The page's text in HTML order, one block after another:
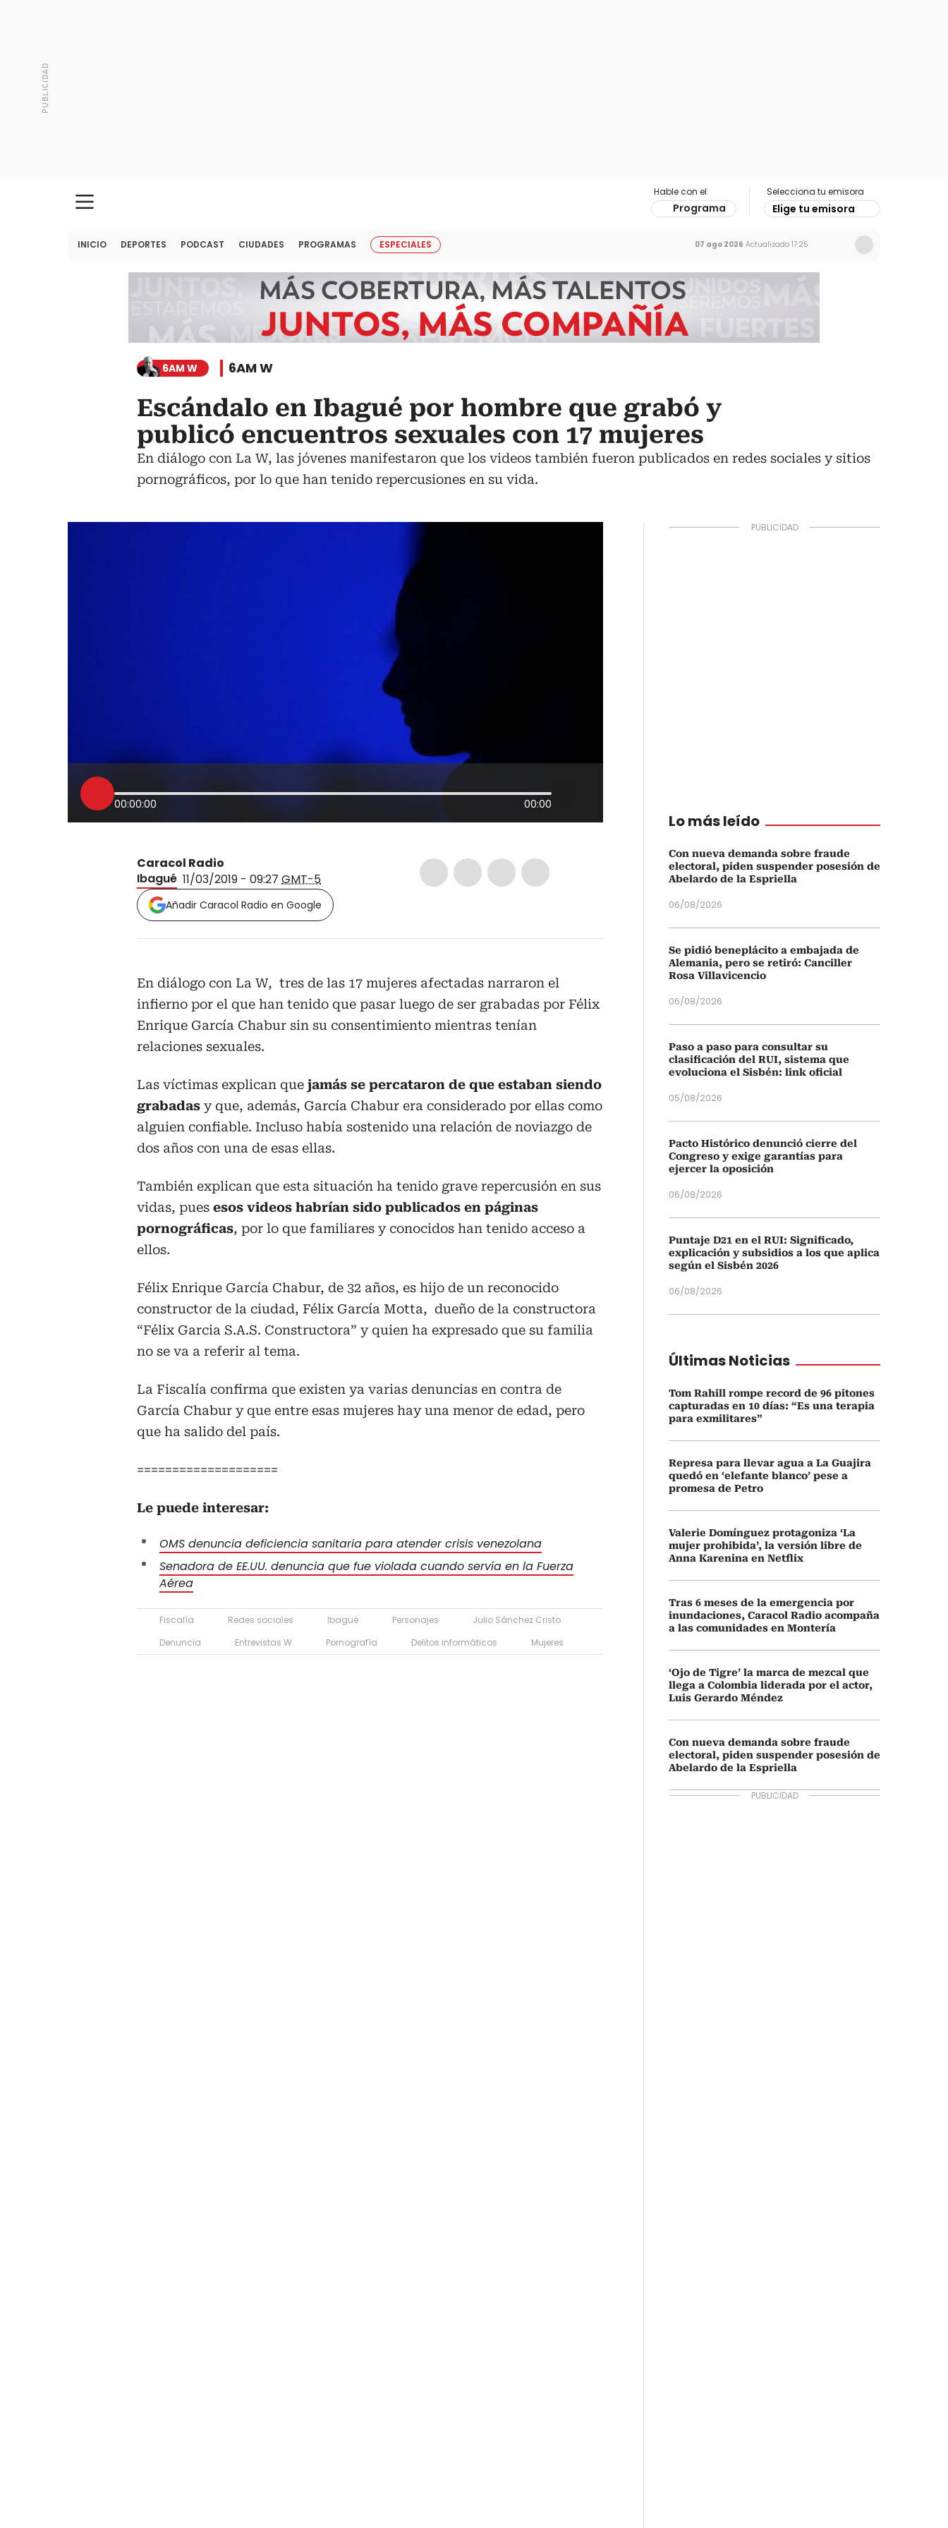
Hable con el
Programa
Selecciona tu emisora
Elige tu emisora
INICIO DEPORTES PODCAST CIUDADES PROGRAMAS ESPECIALES 07 ago 2026 Actualizado 17:25
6AM W 6AM W
Escándalo en Ibagué por hombre que grabó y
publicó encuentros sexuales con 17 mujeres
En diálogo con La W, las jóvenes manifestaron que los videos también fueron publicados en redes sociales y sitios
pornográficos, por lo que han tenido repercusiones en su vida.
00:00:00 00:00
Caracol Radio
Ibagué 11/03/2019 - 09:27 GMT-5
Añadir Caracol Radio en Google
En diálogo con La W, tres de las 17 mujeres afectadas narraron el
infierno por el que han tenido que pasar luego de ser grabadas por Félix
Enrique García Chabur sin su consentimiento mientras tenían
relaciones sexuales.
Las víctimas explican que jamás se percataron de que estaban siendo
grabadas y que, además, García Chabur era considerado por ellas como
alguien confiable. Incluso había sostenido una relación de noviazgo de
dos años con una de esas ellas.
También explican que esta situación ha tenido grave repercusión en sus
vidas, pues esos videos habrían sido publicados en páginas
pornográficas, por lo que familiares y conocidos han tenido acceso a
ellos.
Félix Enrique García Chabur, de 32 años, es hijo de un reconocido
constructor de la ciudad, Félix García Motta, dueño de la constructora
“Félix Garcia S.A.S. Constructora” y quien ha expresado que su familia
no se va a referir al tema.
La Fiscalía confirma que existen ya varias denuncias en contra de
García Chabur y que entre esas mujeres hay una menor de edad, pero
que ha salido del país.
====================
Le puede interesar:
OMS denuncia deficiencia sanitaria para atender crisis venezolana
Senadora de EE.UU. denuncia que fue violada cuando servía en la Fuerza
Aérea
Fiscalía Redes sociales Ibagué Personajes
Julio Sánchez Cristo
Denuncia
Entrevistas W Pornografía Delitos informáticos Mujeres
Lo más leído
Con nueva demanda sobre fraude
electoral, piden suspender posesión de
Abelardo de la Espriella
06/08/2026
Se pidió beneplácito a embajada de
Alemania, pero se retiró: Canciller
Rosa Villavicencio
06/08/2026
Paso a paso para consultar su
clasificación del RUI, sistema que
evoluciona el Sisbén: link oficial
05/08/2026
Pacto Histórico denunció cierre del
Congreso y exige garantías para
ejercer la oposición
06/08/2026
Puntaje D21 en el RUI: Significado,
explicación y subsidios a los que aplica
según el Sisbén 2026
06/08/2026
Últimas Noticias
Tom Rahill rompe record de 96 pitones
capturadas en 10 días: “Es una terapia
para exmilitares”
Represa para llevar agua a La Guajira
quedó en ‘elefante blanco’ pese a
promesa de Petro
Valerie Domínguez protagoniza ‘La
mujer prohibida’, la versión libre de
Anna Karenina en Netflix
Tras 6 meses de la emergencia por
inundaciones, Caracol Radio acompaña
a las comunidades en Montería
‘Ojo de Tigre’ la marca de mezcal que
llega a Colombia liderada por el actor,
Luis Gerardo Méndez
Con nueva demanda sobre fraude
electoral, piden suspender posesión de
Abelardo de la Espriella